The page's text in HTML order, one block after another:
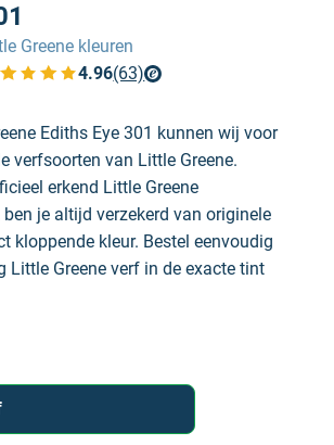
Greene kleuren
4.96(63)
de verfplaza beoordelingen
Ediths Eye 301 kunnen wij voor
verfsoorten van Little Greene.
erkend Little Greene
je altijd verzekerd van originele
kloppende kleur. Bestel eenvoudig
Little Greene verf in de exacte tint